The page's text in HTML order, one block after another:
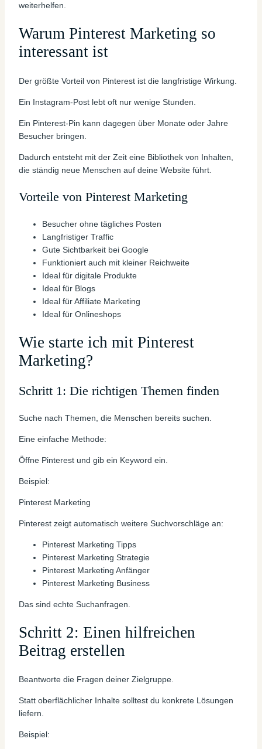
weiterhelfen.
Warum Pinterest Marketing so
interessant ist
Der größte Vorteil von Pinterest ist die langfristige Wirkung.
Ein Instagram-Post lebt oft nur wenige Stunden.
Ein Pinterest-Pin kann dagegen über Monate oder Jahre
Besucher bringen.
Dadurch entsteht mit der Zeit eine Bibliothek von Inhalten,
die ständig neue Menschen auf deine Website führt.
Vorteile von Pinterest Marketing
Besucher ohne tägliches Posten
Langfristiger Traffic
Gute Sichtbarkeit bei Google
Funktioniert auch mit kleiner Reichweite
Ideal für digitale Produkte
Ideal für Blogs
Ideal für Affiliate Marketing
Ideal für Onlineshops
Wie starte ich mit Pinterest
Marketing?
Schritt 1: Die richtigen Themen finden
Suche nach Themen, die Menschen bereits suchen.
Eine einfache Methode:
Öffne Pinterest und gib ein Keyword ein.
Beispiel:
Pinterest Marketing
Pinterest zeigt automatisch weitere Suchvorschläge an:
Pinterest Marketing Tipps
Pinterest Marketing Strategie
Pinterest Marketing Anfänger
Pinterest Marketing Business
Das sind echte Suchanfragen.
Schritt 2: Einen hilfreichen
Beitrag erstellen
Beantworte die Fragen deiner Zielgruppe.
Statt oberflächlicher Inhalte solltest du konkrete Lösungen
liefern.
Beispiel: